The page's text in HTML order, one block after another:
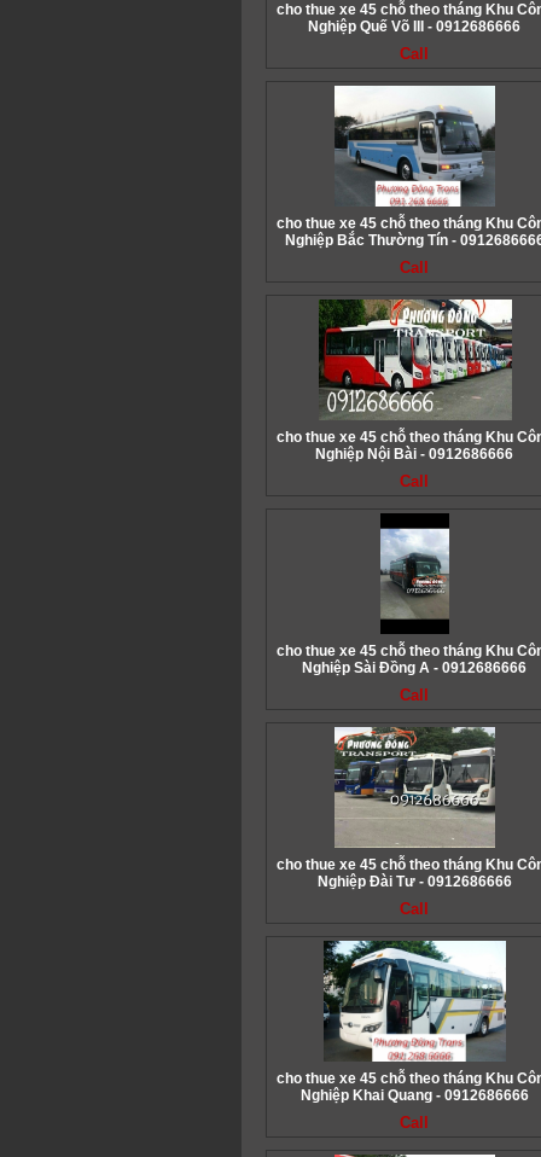
cho thue xe 45 chỗ theo tháng Khu
Nghiệp Quế Võ III - 0912686666
Call
cho thue xe 45 chỗ theo tháng Khu
Nghiệp Bắc Thường Tín -
Call
cho thue xe 45 chỗ theo tháng Khu
Nghiệp Nội Bài - 0912686666
Call
cho thue xe 45 chỗ theo tháng Khu
Nghiệp Sài Đồng A - 0912686666
Call
cho thue xe 45 chỗ theo tháng Khu
Nghiệp Đài Tư - 0912686666
Call
cho thue xe 45 chỗ theo tháng Khu
Nghiệp Khai Quang - 0912686666
Call